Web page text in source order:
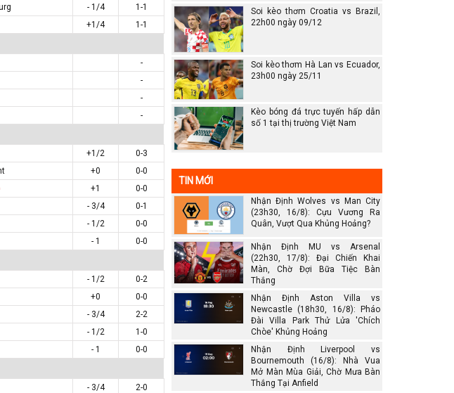
- 1/4
1-1
+1/4
1-1
-
-
-
-
+1/2
0-3
+0
0-0
+1
0-0
- 3/4
0-1
- 1/2
0-0
- 1
0-0
- 1/2
0-2
+0
0-0
- 3/4
2-2
- 1/2
1-0
- 1
0-0
- 3/4
2-0
Soi kèo thơm Croatia vs Brazil,
22h00 ngày 09/12
Soi kèo thơm Hà Lan vs Ecuador,
23h00 ngày 25/11
Kèo bóng đá trực tuyến hấp dẫn
số 1 tại thị trường Việt Nam
TIN MỚI
Nhận Định Wolves vs Man City
(23h30, 16/8): Cựu Vương Ra
Quân, Vượt Qua Khủng Hoảng?
Nhận Định MU vs Arsenal
(22h30, 17/8): Đại Chiến Khai
Màn, Chờ Đợi Bữa Tiệc Bàn
Thắng
Nhận Định Aston Villa vs
Newcastle (18h30, 16/8): Pháo
Đài Villa Park Thử Lửa 'Chích
Chòe' Khủng Hoảng
Nhận Định Liverpool vs
Bournemouth (16/8): Nhà Vua
Mở Màn Mùa Giải, Chờ Mưa Bàn
Thắng Tại Anfield